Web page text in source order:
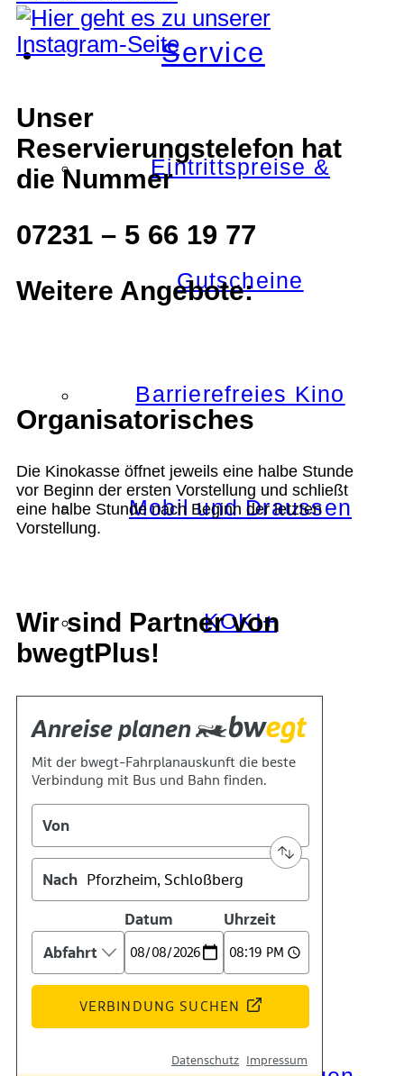
Service
Eintrittspreise &
Gutscheine
Barrierefreies Kino
Mobil und Draussen
KOKI+
Kontakt
Kino
Das Team
Unser
Reservierungstelefon hat
die Nummer
07231 – 5 66 19 77
Weitere Angebote:
Organisatorisches
Die Kinokasse öffnet jeweils eine halbe Stunde
vor Beginn der ersten Vorstellung und schließt
eine halbe Stunde nach Beginn der letzten
Vorstellung.
Wir sind Partner von
bwegtPlus!